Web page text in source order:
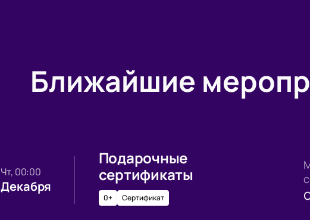
Ближайшие
чт, 00:00
Декабря
Подарочные
сертификаты
0+ Сертификат